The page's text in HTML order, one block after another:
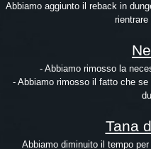
Abbiamo aggiunto il reback in
rientrare
- Abbiamo rimosso la
- Abbiamo rimosso il fatto che
Tana
Abbiamo diminuito il tempo